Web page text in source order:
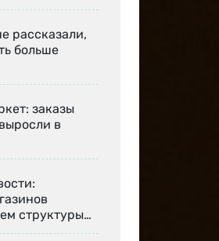
рассказали,
больше
заказы
в
структуры…